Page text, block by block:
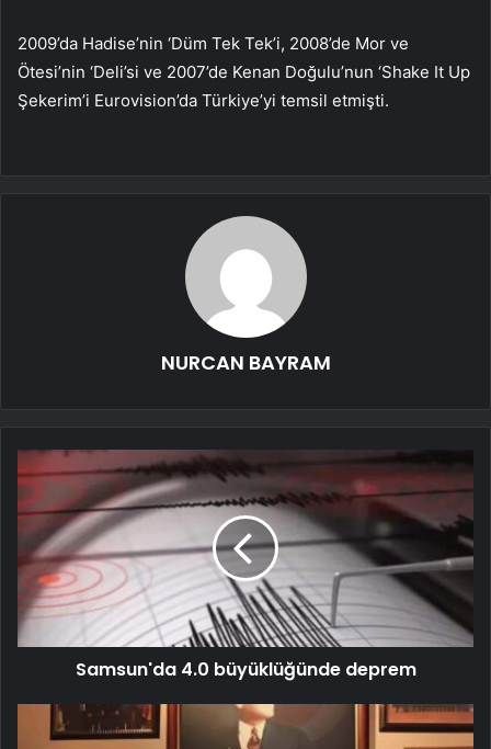
2009’da Hadise’nin ‘Düm Tek Tek’i, 2008’de Mor ve
Ötesi’nin ‘Deli’si ve 2007’de Kenan Doğulu’nun ‘Shake It Up
Şekerim’i Eurovision’da Türkiye’yi temsil etmişti.
NURCAN BAYRAM
Samsun'da 4.0 büyüklüğünde deprem